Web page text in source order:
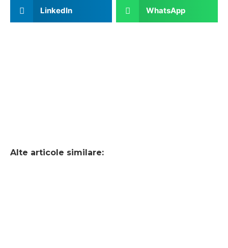
LinkedIn WhatsApp
Alte articole similare: